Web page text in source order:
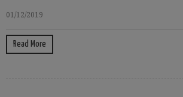
01/12/2019
Read More